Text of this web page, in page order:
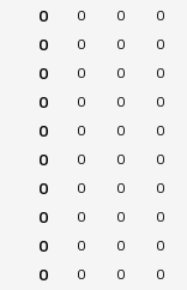
0 0 0 0
0 0 0 0
0 0 0 0
0 0 0 0
0 0 0 0
0 0 0 0
0 0 0 0
0 0 0 0
0 0 0 0
0 0 0 0